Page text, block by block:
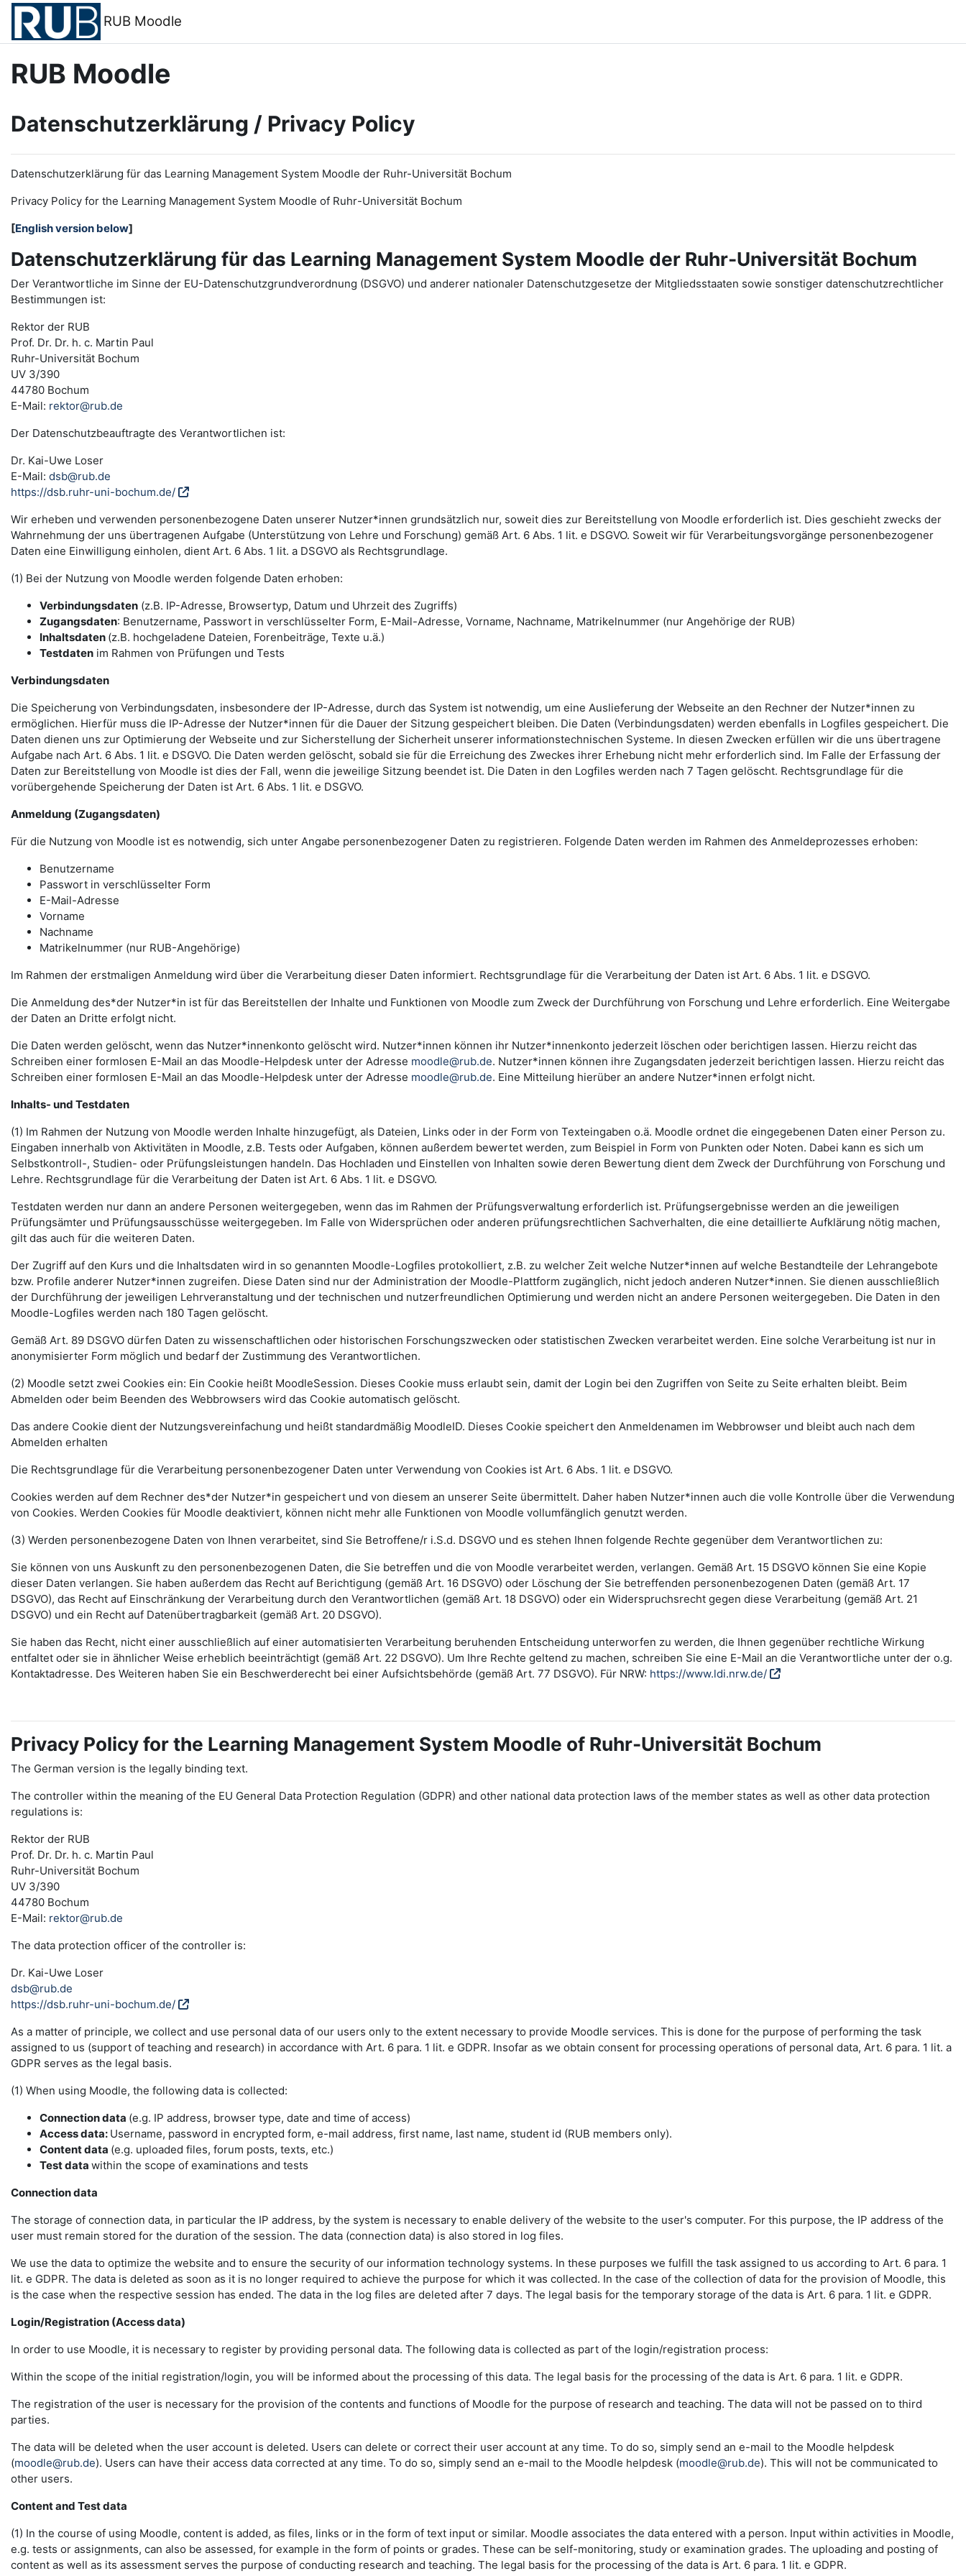
Zum Hauptinhalt
RUB Moodle
RUB Moodle
Datenschutzerklärung / Privacy Policy
Datenschutzerklärung für das Learning Management System Moodle der Ruhr-Universität Bochum
Privacy Policy for the Learning Management System Moodle of Ruhr-Universität Bochum
[English version below]
Datenschutzerklärung für das Learning Management System Moodle der Ruhr-Universität Bochum
Der Verantwortliche im Sinne der EU-Datenschutzgrundverordnung (DSGVO) und anderer nationaler Datenschutzgesetze der Mitgliedsstaaten sowie sonstiger datenschutzrechtlicher
Bestimmungen ist:
Rektor der RUB
Prof. Dr. Dr. h. c. Martin Paul
Ruhr-Universität Bochum
UV 3/390
44780 Bochum
E-Mail: rektor@rub.de
Der Datenschutzbeauftragte des Verantwortlichen ist:
Dr. Kai-Uwe Loser
E-Mail: dsb@rub.de
https://dsb.ruhr-uni-bochum.de/
Wir erheben und verwenden personenbezogene Daten unserer Nutzer*innen grundsätzlich nur, soweit dies zur Bereitstellung von Moodle erforderlich ist. Dies geschieht zwecks der
Wahrnehmung der uns übertragenen Aufgabe (Unterstützung von Lehre und Forschung) gemäß Art. 6 Abs. 1 lit. e DSGVO. Soweit wir für Verarbeitungsvorgänge personenbezogener
Daten eine Einwilligung einholen, dient Art. 6 Abs. 1 lit. a DSGVO als Rechtsgrundlage.
(1) Bei der Nutzung von Moodle werden folgende Daten erhoben:
Verbindungsdaten (z.B. IP-Adresse, Browsertyp, Datum und Uhrzeit des Zugriffs)
Zugangsdaten: Benutzername, Passwort in verschlüsselter Form, E-Mail-Adresse, Vorname, Nachname, Matrikelnummer (nur Angehörige der RUB)
Inhaltsdaten (z.B. hochgeladene Dateien, Forenbeiträge, Texte u.ä.)
Testdaten im Rahmen von Prüfungen und Tests
Verbindungsdaten
Die Speicherung von Verbindungsdaten, insbesondere der IP-Adresse, durch das System ist notwendig, um eine Auslieferung der Webseite an den Rechner der Nutzer*innen zu
ermöglichen. Hierfür muss die IP-Adresse der Nutzer*innen für die Dauer der Sitzung gespeichert bleiben. Die Daten (Verbindungsdaten) werden ebenfalls in Logfiles gespeichert. Die
Daten dienen uns zur Optimierung der Webseite und zur Sicherstellung der Sicherheit unserer informationstechnischen Systeme. In diesen Zwecken erfüllen wir die uns übertragene
Aufgabe nach Art. 6 Abs. 1 lit. e DSGVO. Die Daten werden gelöscht, sobald sie für die Erreichung des Zweckes ihrer Erhebung nicht mehr erforderlich sind. Im Falle der Erfassung der
Daten zur Bereitstellung von Moodle ist dies der Fall, wenn die jeweilige Sitzung beendet ist. Die Daten in den Logfiles werden nach 7 Tagen gelöscht. Rechtsgrundlage für die
vorübergehende Speicherung der Daten ist Art. 6 Abs. 1 lit. e DSGVO.
Anmeldung (Zugangsdaten)
Für die Nutzung von Moodle ist es notwendig, sich unter Angabe personenbezogener Daten zu registrieren. Folgende Daten werden im Rahmen des Anmeldeprozesses erhoben:
Benutzername
Passwort in verschlüsselter Form
E-Mail-Adresse
Vorname
Nachname
Matrikelnummer (nur RUB-Angehörige)
Im Rahmen der erstmaligen Anmeldung wird über die Verarbeitung dieser Daten informiert. Rechtsgrundlage für die Verarbeitung der Daten ist Art. 6 Abs. 1 lit. e DSGVO.
Die Anmeldung des*der Nutzer*in ist für das Bereitstellen der Inhalte und Funktionen von Moodle zum Zweck der Durchführung von Forschung und Lehre erforderlich. Eine Weitergabe
der Daten an Dritte erfolgt nicht.
Die Daten werden gelöscht, wenn das Nutzer*innenkonto gelöscht wird. Nutzer*innen können ihr Nutzer*innenkonto jederzeit löschen oder berichtigen lassen. Hierzu reicht das
Schreiben einer formlosen E-Mail an das Moodle-Helpdesk unter der Adresse moodle@rub.de. Nutzer*innen können ihre Zugangsdaten jederzeit berichtigen lassen. Hierzu reicht das
Schreiben einer formlosen E-Mail an das Moodle-Helpdesk unter der Adresse moodle@rub.de. Eine Mitteilung hierüber an andere Nutzer*innen erfolgt nicht.
Inhalts- und Testdaten
(1) Im Rahmen der Nutzung von Moodle werden Inhalte hinzugefügt, als Dateien, Links oder in der Form von Texteingaben o.ä. Moodle ordnet die eingegebenen Daten einer Person zu.
Eingaben innerhalb von Aktivitäten in Moodle, z.B. Tests oder Aufgaben, können außerdem bewertet werden, zum Beispiel in Form von Punkten oder Noten. Dabei kann es sich um
Selbstkontroll-, Studien- oder Prüfungsleistungen handeln. Das Hochladen und Einstellen von Inhalten sowie deren Bewertung dient dem Zweck der Durchführung von Forschung und
Lehre. Rechtsgrundlage für die Verarbeitung der Daten ist Art. 6 Abs. 1 lit. e DSGVO.
Testdaten werden nur dann an andere Personen weitergegeben, wenn das im Rahmen der Prüfungsverwaltung erforderlich ist. Prüfungsergebnisse werden an die jeweiligen
Prüfungsämter und Prüfungsausschüsse weitergegeben. Im Falle von Widersprüchen oder anderen prüfungsrechtlichen Sachverhalten, die eine detaillierte Aufklärung nötig machen,
gilt das auch für die weiteren Daten.
Der Zugriff auf den Kurs und die Inhaltsdaten wird in so genannten Moodle-Logfiles protokolliert, z.B. zu welcher Zeit welche Nutzer*innen auf welche Bestandteile der Lehrangebote
bzw. Profile anderer Nutzer*innen zugreifen. Diese Daten sind nur der Administration der Moodle-Plattform zugänglich, nicht jedoch anderen Nutzer*innen. Sie dienen ausschließlich
der Durchführung der jeweiligen Lehrveranstaltung und der technischen und nutzerfreundlichen Optimierung und werden nicht an andere Personen weitergegeben. Die Daten in den
Moodle-Logfiles werden nach 180 Tagen gelöscht.
Gemäß Art. 89 DSGVO dürfen Daten zu wissenschaftlichen oder historischen Forschungszwecken oder statistischen Zwecken verarbeitet werden. Eine solche Verarbeitung ist nur in
anonymisierter Form möglich und bedarf der Zustimmung des Verantwortlichen.
(2) Moodle setzt zwei Cookies ein: Ein Cookie heißt MoodleSession. Dieses Cookie muss erlaubt sein, damit der Login bei den Zugriffen von Seite zu Seite erhalten bleibt. Beim
Abmelden oder beim Beenden des Webbrowsers wird das Cookie automatisch gelöscht.
Das andere Cookie dient der Nutzungsvereinfachung und heißt standardmäßig MoodleID. Dieses Cookie speichert den Anmeldenamen im Webbrowser und bleibt auch nach dem
Abmelden erhalten
Die Rechtsgrundlage für die Verarbeitung personenbezogener Daten unter Verwendung von Cookies ist Art. 6 Abs. 1 lit. e DSGVO.
Cookies werden auf dem Rechner des*der Nutzer*in gespeichert und von diesem an unserer Seite übermittelt. Daher haben Nutzer*innen auch die volle Kontrolle über die Verwendung
von Cookies. Werden Cookies für Moodle deaktiviert, können nicht mehr alle Funktionen von Moodle vollumfänglich genutzt werden.
(3) Werden personenbezogene Daten von Ihnen verarbeitet, sind Sie Betroffene/r i.S.d. DSGVO und es stehen Ihnen folgende Rechte gegenüber dem Verantwortlichen zu:
Sie können von uns Auskunft zu den personenbezogenen Daten, die Sie betreffen und die von Moodle verarbeitet werden, verlangen. Gemäß Art. 15 DSGVO können Sie eine Kopie
dieser Daten verlangen. Sie haben außerdem das Recht auf Berichtigung (gemäß Art. 16 DSGVO) oder Löschung der Sie betreffenden personenbezogenen Daten (gemäß Art. 17
DSGVO), das Recht auf Einschränkung der Verarbeitung durch den Verantwortlichen (gemäß Art. 18 DSGVO) oder ein Widerspruchsrecht gegen diese Verarbeitung (gemäß Art. 21
DSGVO) und ein Recht auf Datenübertragbarkeit (gemäß Art. 20 DSGVO).
Sie haben das Recht, nicht einer ausschließlich auf einer automatisierten Verarbeitung beruhenden Entscheidung unterworfen zu werden, die Ihnen gegenüber rechtliche Wirkung
entfaltet oder sie in ähnlicher Weise erheblich beeinträchtigt (gemäß Art. 22 DSGVO). Um Ihre Rechte geltend zu machen, schreiben Sie eine E-Mail an die Verantwortliche unter der o.g.
Kontaktadresse. Des Weiteren haben Sie ein Beschwerderecht bei einer Aufsichtsbehörde (gemäß Art. 77 DSGVO). Für NRW: https://www.ldi.nrw.de/
Privacy Policy for the Learning Management System Moodle of Ruhr-Universität Bochum
The German version is the legally binding text.
The controller within the meaning of the EU General Data Protection Regulation (GDPR) and other national data protection laws of the member states as well as other data protection
regulations is:
Rektor der RUB
Prof. Dr. Dr. h. c. Martin Paul
Ruhr-Universität Bochum
UV 3/390
44780 Bochum
E-Mail: rektor@rub.de
The data protection officer of the controller is:
Dr. Kai-Uwe Loser
dsb@rub.de
https://dsb.ruhr-uni-bochum.de/
As a matter of principle, we collect and use personal data of our users only to the extent necessary to provide Moodle services. This is done for the purpose of performing the task
assigned to us (support of teaching and research) in accordance with Art. 6 para. 1 lit. e GDPR. Insofar as we obtain consent for processing operations of personal data, Art. 6 para. 1 lit. a
GDPR serves as the legal basis.
(1) When using Moodle, the following data is collected:
Connection data (e.g. IP address, browser type, date and time of access)
Access data: Username, password in encrypted form, e-mail address, first name, last name, student id (RUB members only).
Content data (e.g. uploaded files, forum posts, texts, etc.)
Test data within the scope of examinations and tests
Connection data
The storage of connection data, in particular the IP address, by the system is necessary to enable delivery of the website to the user's computer. For this purpose, the IP address of the
user must remain stored for the duration of the session. The data (connection data) is also stored in log files.
We use the data to optimize the website and to ensure the security of our information technology systems. In these purposes we fulfill the task assigned to us according to Art. 6 para. 1
lit. e GDPR. The data is deleted as soon as it is no longer required to achieve the purpose for which it was collected. In the case of the collection of data for the provision of Moodle, this
is the case when the respective session has ended. The data in the log files are deleted after 7 days. The legal basis for the temporary storage of the data is Art. 6 para. 1 lit. e GDPR.
Login/Registration (Access data)
In order to use Moodle, it is necessary to register by providing personal data. The following data is collected as part of the login/registration process:
Within the scope of the initial registration/login, you will be informed about the processing of this data. The legal basis for the processing of the data is Art. 6 para. 1 lit. e GDPR.
The registration of the user is necessary for the provision of the contents and functions of Moodle for the purpose of research and teaching. The data will not be passed on to third
parties.
The data will be deleted when the user account is deleted. Users can delete or correct their user account at any time. To do so, simply send an e-mail to the Moodle helpdesk
(moodle@rub.de). Users can have their access data corrected at any time. To do so, simply send an e-mail to the Moodle helpdesk (moodle@rub.de). This will not be communicated to
other users.
Content and Test data
(1) In the course of using Moodle, content is added, as files, links or in the form of text input or similar. Moodle associates the data entered with a person. Input within activities in Moodle,
e.g. tests or assignments, can also be assessed, for example in the form of points or grades. These can be self-monitoring, study or examination grades. The uploading and posting of
content as well as its assessment serves the purpose of conducting research and teaching. The legal basis for the processing of the data is Art. 6 para. 1 lit. e GDPR.